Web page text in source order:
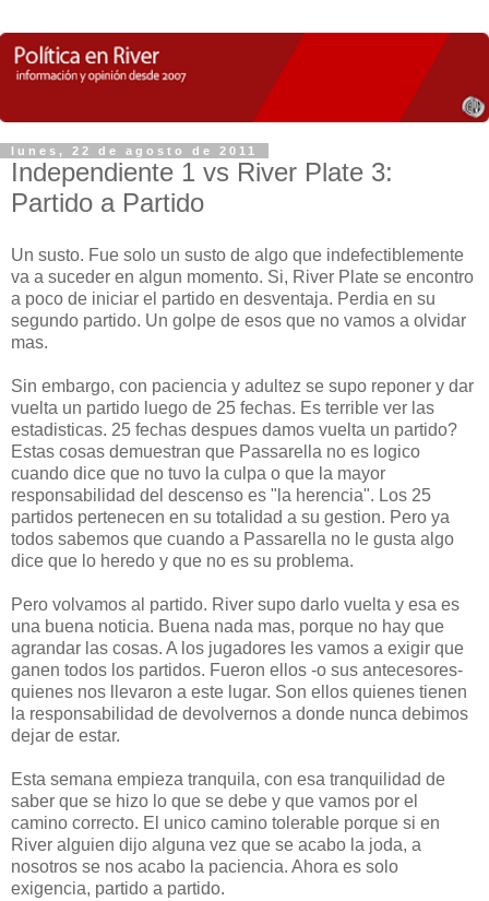
lunes, 22 de agosto de 2011
Independiente 1 vs River Plate 3:
Partido a Partido
Un susto. Fue solo un susto de algo que indefectiblemente
va a suceder en algun momento. Si, River Plate se encontro
a poco de iniciar el partido en desventaja. Perdia en su
segundo partido. Un golpe de esos que no vamos a olvidar
mas.
Sin embargo, con paciencia y adultez se supo reponer y dar
vuelta un partido luego de 25 fechas. Es terrible ver las
estadisticas. 25 fechas despues damos vuelta un partido?
Estas cosas demuestran que Passarella no es logico
cuando dice que no tuvo la culpa o que la mayor
responsabilidad del descenso es "la herencia". Los 25
partidos pertenecen en su totalidad a su gestion. Pero ya
todos sabemos que cuando a Passarella no le gusta algo
dice que lo heredo y que no es su problema.
Pero volvamos al partido. River supo darlo vuelta y esa es
una buena noticia. Buena nada mas, porque no hay que
agrandar las cosas. A los jugadores les vamos a exigir que
ganen todos los partidos. Fueron ellos -o sus antecesores-
quienes nos llevaron a este lugar. Son ellos quienes tienen
la responsabilidad de devolvernos a donde nunca debimos
dejar de estar.
Esta semana empieza tranquila, con esa tranquilidad de
saber que se hizo lo que se debe y que vamos por el
camino correcto. El unico camino tolerable porque si en
River alguien dijo alguna vez que se acabo la joda, a
nosotros se nos acabo la paciencia. Ahora es solo
exigencia, partido a partido.